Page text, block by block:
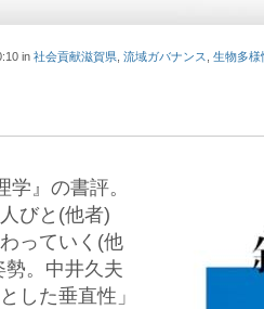
in 社会貢献滋賀県 流域ガバナンス 生物多様
学』の書評。
びと(他者)
っていく(他
。中井久夫
した垂直性」